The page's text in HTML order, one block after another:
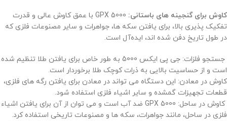
کاوش برای گنجینه های باستانی:
GPX 5000 با عمق کاوش عالی و قدرت
تفکیک پذیری بالا، برای یافتن سکه ها، جواهرات و سایر مصنوعات فلزی که
در طول تاریخ دفن شده اند، ایده‌آل است.
جستجو فلزات: جی پی ایکس 5000 به طور خاص برای یافتن طلا تنظیم شده
است و از حساسیت بالایی به ذرات کوچک طلا برخوردار است.
کاوش در معادن: این دستگاه می تواند در معادن برای یافتن رگه های فلزی،
قطعات تجهیزات گمشده و سایر اشیاء فلزی استفاده شود.
کاوش در ساحل: GPX 5000 ضد آب است و می توان از آن برای یافتن اشیاء
فلزی در ساحل، مانند جواهرات، سکه ها و مصنوعات تاریخی استفاده کرد.